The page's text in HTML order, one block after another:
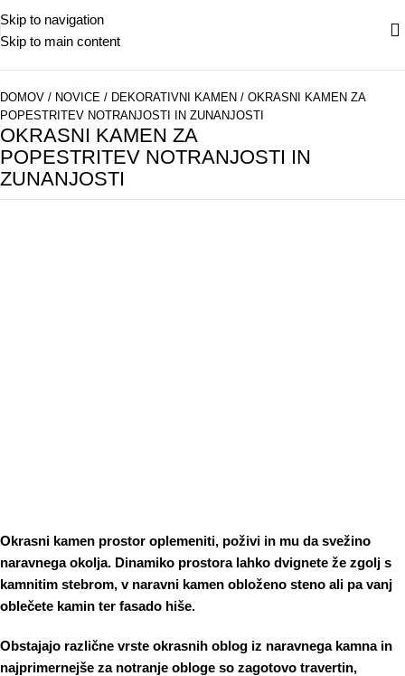
Skip to navigation
Skip to main content
DOMOV / NOVICE / DEKORATIVNI KAMEN / OKRASNI KAMEN ZA
POPESTRITEV NOTRANJOSTI IN ZUNANJOSTI
OKRASNI KAMEN ZA
POPESTRITEV NOTRANJOSTI IN
ZUNANJOSTI
Okrasni kamen prostor oplemeniti, poživi in mu da svežino
naravnega okolja. Dinamiko prostora lahko dvignete že zgolj s
kamnitim stebrom, v naravni kamen obloženo steno ali pa vanj
oblečete kamin ter fasado hiše.
Obstajajo različne vrste okrasnih oblog iz naravnega kamna in
najprimernejše za notranje obloge so zagotovo travertin,